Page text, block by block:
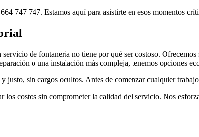
747 747. Estamos aquí para asistirte en esos momentos
de fontanería no tiene por qué ser costoso.
o una instalación más compleja, tenemos opciones
justo, sin cargos ocultos. Antes de comenzar cualquier
los costos sin comprometer la calidad del servicio. Nos